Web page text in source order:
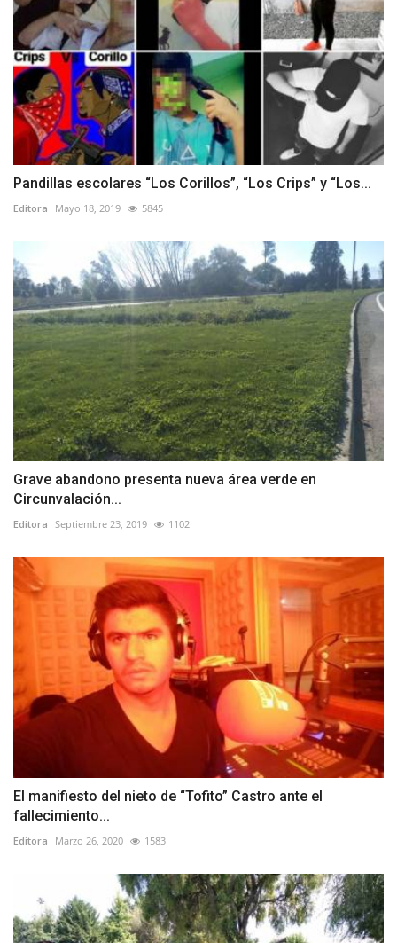
Pandillas escolares “Los Corillos”, “Los Crips” y “Los...
Editora Mayo 18, 2019 5845
Grave abandono presenta nueva área verde en
Circunvalación...
Editora Septiembre 23, 2019 1102
El manifiesto del nieto de “Tofito” Castro ante el
fallecimiento...
Editora Marzo 26, 2020 1583